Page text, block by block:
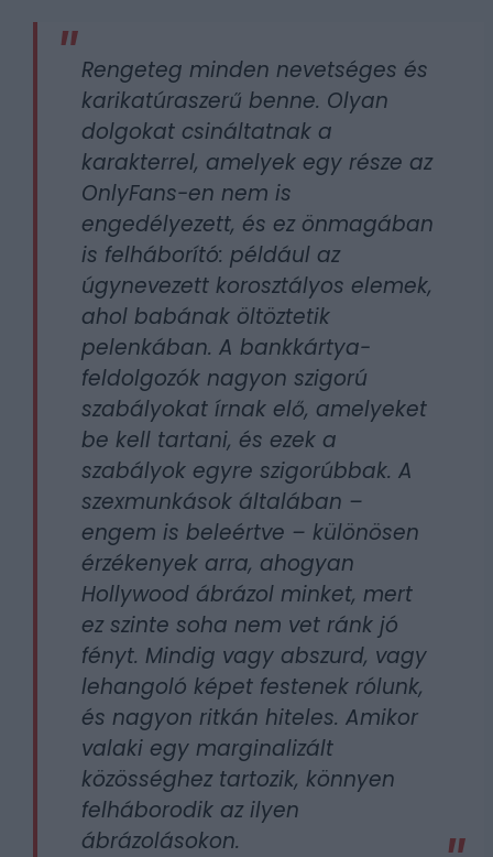
Rengeteg minden nevetséges és
karikatúraszerű benne. Olyan
dolgokat csináltatnak a
karakterrel, amelyek egy része az
OnlyFans-en nem is
engedélyezett, és ez önmagában
is felháborító: például az
úgynevezett korosztályos elemek,
ahol babának öltöztetik
pelenkában. A bankkártya-
feldolgozók nagyon szigorú
szabályokat írnak elő, amelyeket
be kell tartani, és ezek a
szabályok egyre szigorúbbak. A
szexmunkások általában –
engem is beleértve – különösen
érzékenyek arra, ahogyan
Hollywood ábrázol minket, mert
ez szinte soha nem vet ránk jó
fényt. Mindig vagy abszurd, vagy
lehangoló képet festenek rólunk,
és nagyon ritkán hiteles. Amikor
valaki egy marginalizált
közösséghez tartozik, könnyen
felháborodik az ilyen
ábrázolásokon.